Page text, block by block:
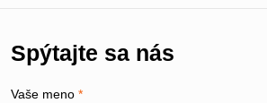
Spýtajte sa nás
Vaše meno *